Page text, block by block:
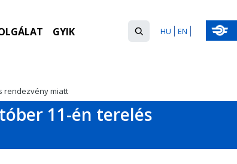
GYIK EN
HU
Keresés
űrlap
Keresés
rendezvény miatt
11-én terelés